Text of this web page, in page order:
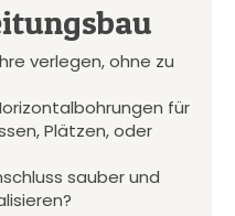
verlegen, ohne zu
für
Plätzen, oder
sauber und